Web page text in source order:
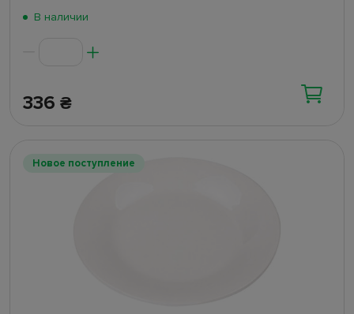
В наличии
336 ₴
Новое поступление